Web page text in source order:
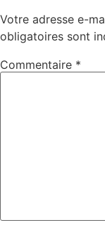
Votre adresse e-
obligatoires sont
Commentaire *